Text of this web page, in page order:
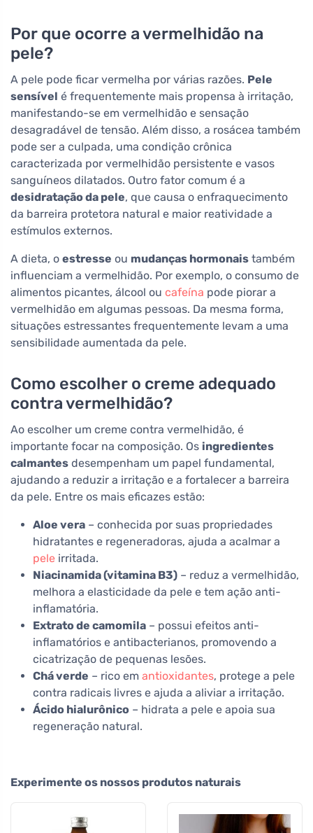
Por que ocorre a vermelhidão na
pele?
A pele pode ficar vermelha por várias razões. Pele
sensível é frequentemente mais propensa à irritação,
manifestando-se em vermelhidão e sensação
desagradável de tensão. Além disso, a rosácea também
pode ser a culpada, uma condição crônica
caracterizada por vermelhidão persistente e vasos
sanguíneos dilatados. Outro fator comum é a
desidratação da pele, que causa o enfraquecimento
da barreira protetora natural e maior reatividade a
estímulos externos.
A dieta, o estresse ou mudanças hormonais também
influenciam a vermelhidão. Por exemplo, o consumo de
alimentos picantes, álcool ou cafeína pode piorar a
vermelhidão em algumas pessoas. Da mesma forma,
situações estressantes frequentemente levam a uma
sensibilidade aumentada da pele.
Como escolher o creme adequado
contra vermelhidão?
Ao escolher um creme contra vermelhidão, é
importante focar na composição. Os ingredientes
calmantes desempenham um papel fundamental,
ajudando a reduzir a irritação e a fortalecer a barreira
da pele. Entre os mais eficazes estão:
Aloe vera – conhecida por suas propriedades
hidratantes e regeneradoras, ajuda a acalmar a
pele irritada.
Niacinamida (vitamina B3) – reduz a vermelhidão,
melhora a elasticidade da pele e tem ação anti-
inflamatória.
Extrato de camomila – possui efeitos anti-
inflamatórios e antibacterianos, promovendo a
cicatrização de pequenas lesões.
Chá verde – rico em antioxidantes, protege a pele
contra radicais livres e ajuda a aliviar a irritação.
Ácido hialurônico – hidrata a pele e apoia sua
regeneração natural.
Experimente os nossos produtos naturais